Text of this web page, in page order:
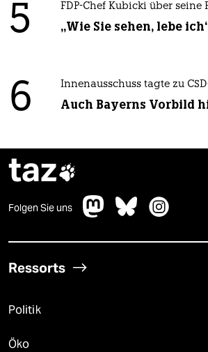
5 FDP-Chef Kubicki über seine
„Wie Sie sehen, lebe
6 Innenausschuss tagte zu
Auch Bayerns Vorbild
taz
Folgen Sie uns
Ressorts
Politik
Öko